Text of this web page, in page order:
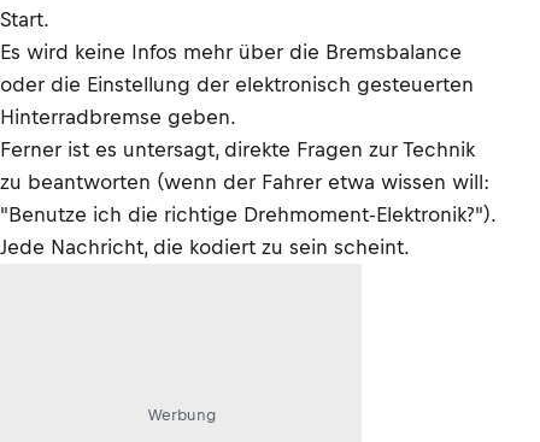
Start.
Es wird keine Infos mehr über die Bremsbalance
oder die Einstellung der elektronisch gesteuerten
Hinterradbremse geben.
Ferner ist es untersagt, direkte Fragen zur Technik
zu beantworten (wenn der Fahrer etwa wissen will:
"Benutze ich die richtige Drehmoment-Elektronik?").
Jede Nachricht, die kodiert zu sein scheint.
Werbung